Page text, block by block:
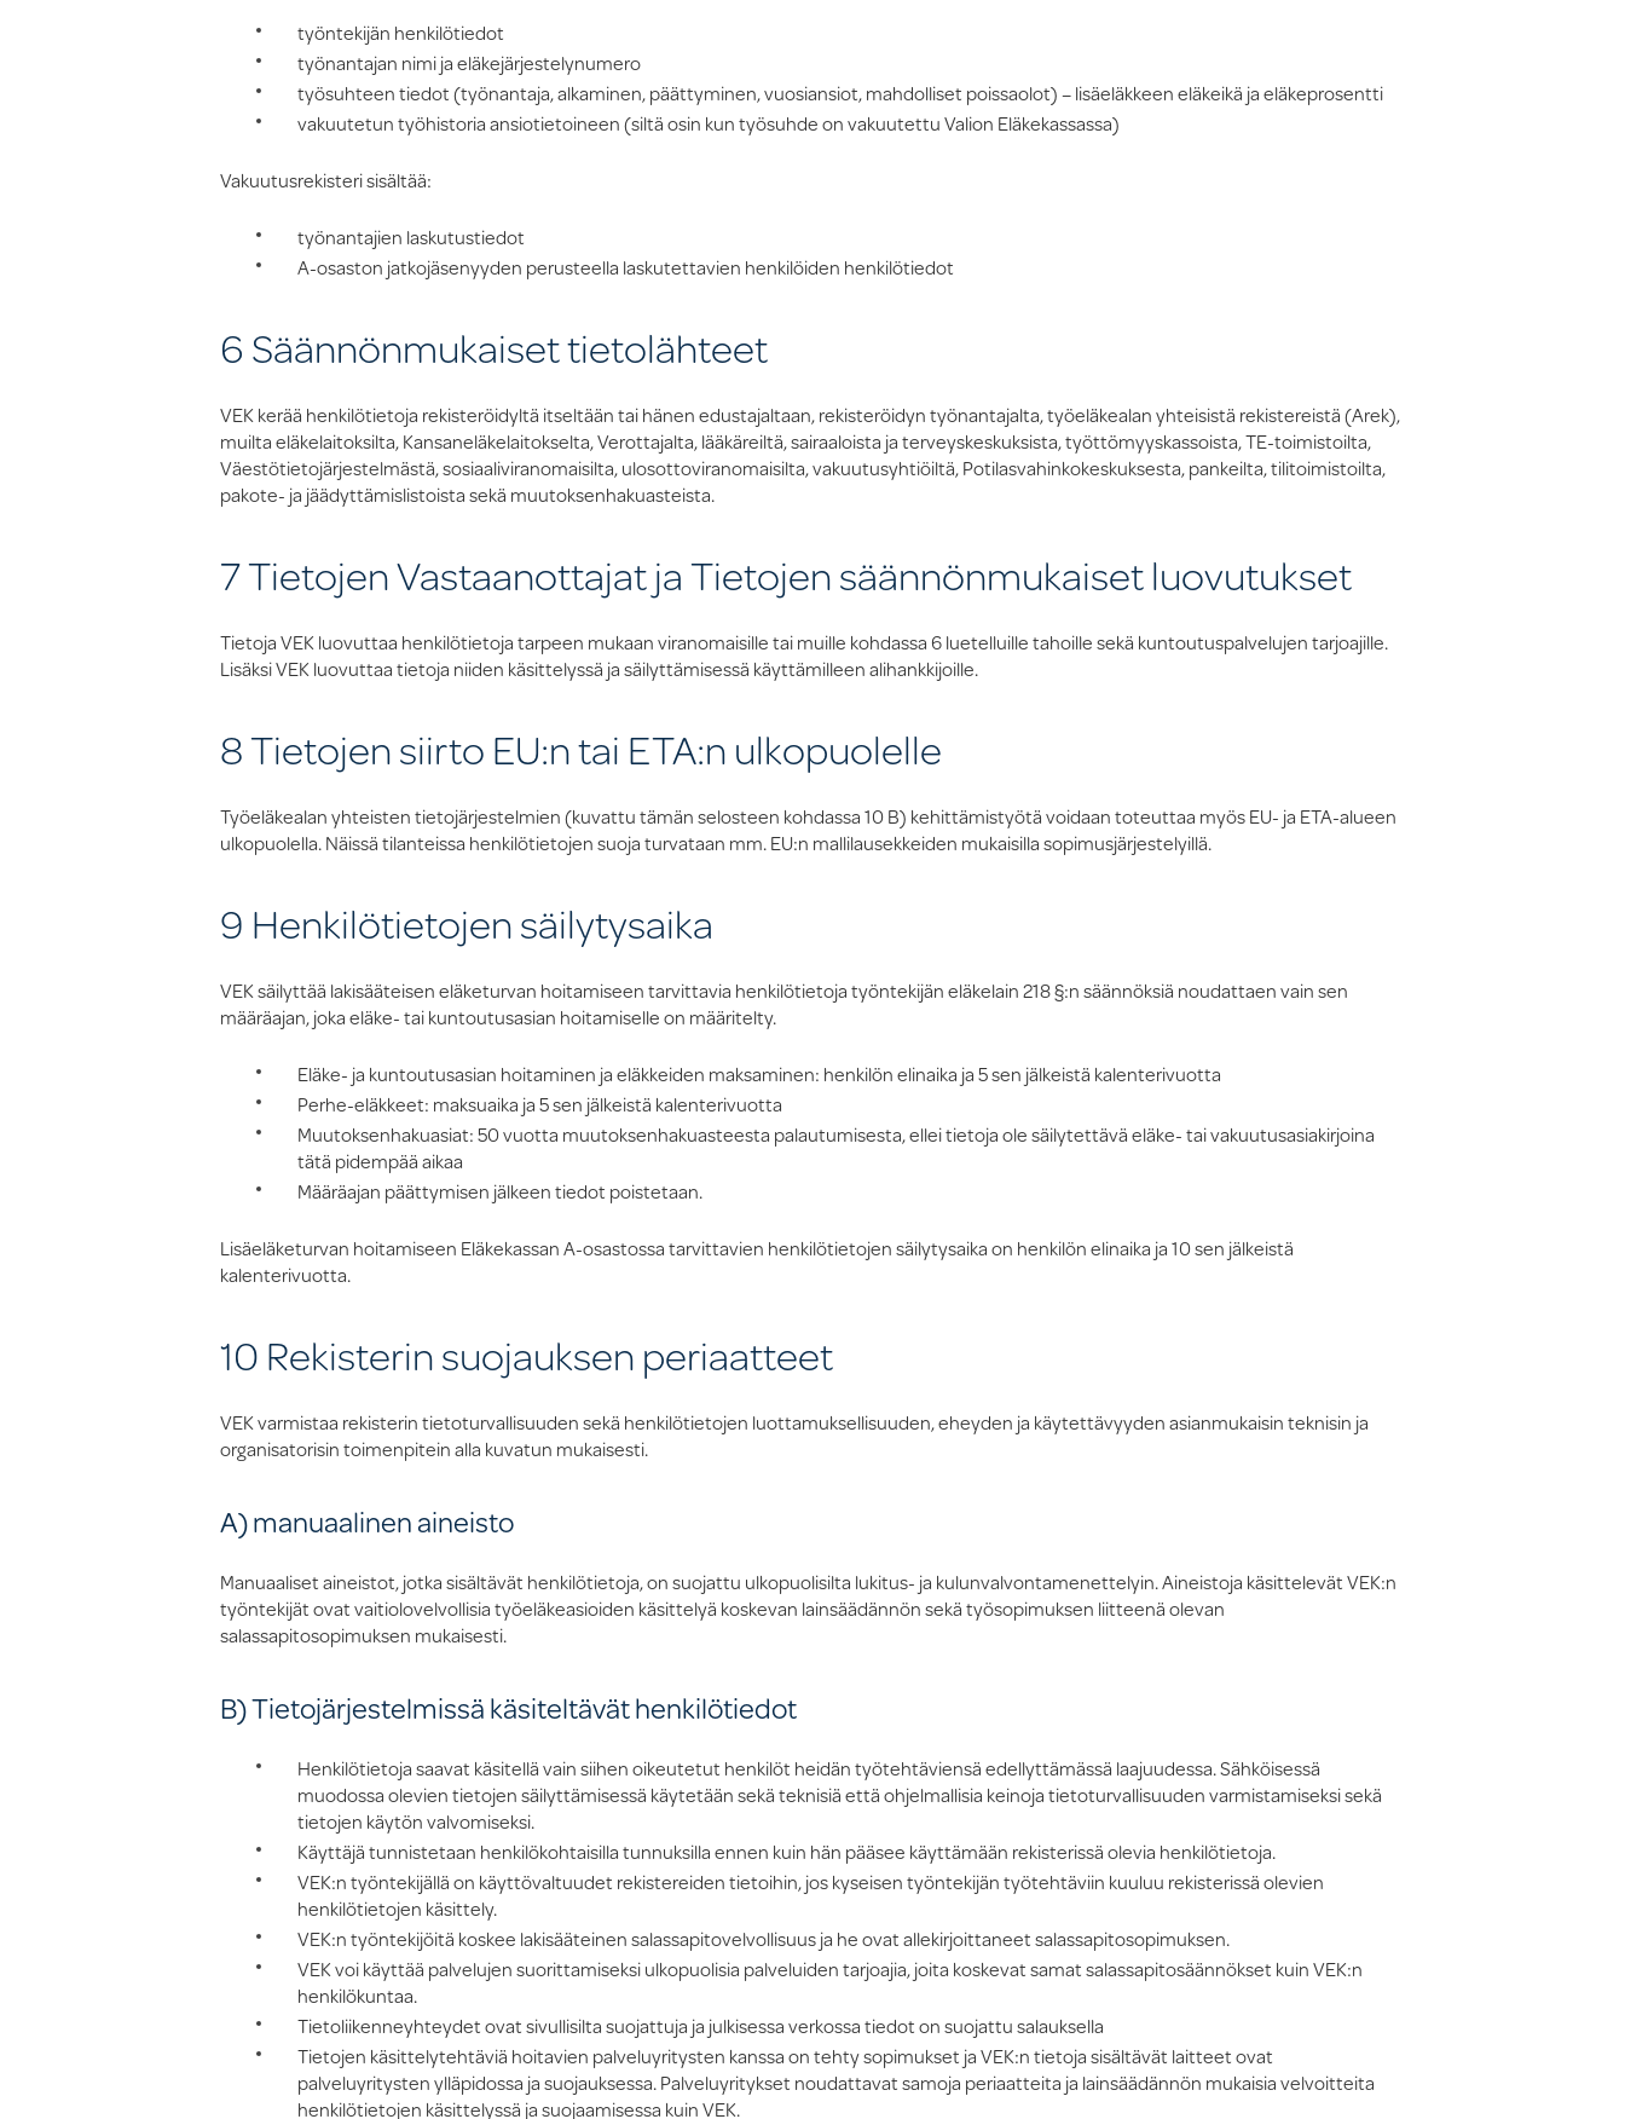
työntekijän henkilötiedot
työnantajan nimi ja eläkejärjestelynumero
työsuhteen tiedot (työnantaja, alkaminen, päättyminen, vuosiansiot, mahdolliset poissaolot) – lisäeläkkeen eläkeikä ja eläkeprosentti
vakuutetun työhistoria ansiotietoineen (siltä osin kun työsuhde on vakuutettu Valion Eläkekassassa)
Vakuutusrekisteri sisältää:
työnantajien laskutustiedot
A-osaston jatkojäsenyyden perusteella laskutettavien henkilöiden henkilötiedot
6 Säännönmukaiset tietolähteet
VEK kerää henkilötietoja rekisteröidyltä itseltään tai hänen edustajaltaan, rekisteröidyn työnantajalta, työeläkealan yhteisistä rekistereistä (Arek),
muilta eläkelaitoksilta, Kansaneläkelaitokselta, Verottajalta, lääkäreiltä, sairaaloista ja terveyskeskuksista, työttömyyskassoista, TE-toimistoilta,
Väestötietojärjestelmästä, sosiaaliviranomaisilta, ulosottoviranomaisilta, vakuutusyhtiöiltä, Potilasvahinkokeskuksesta, pankeilta, tilitoimistoilta,
pakote- ja jäädyttämislistoista sekä muutoksenhakuasteista.
7 Tietojen Vastaanottajat ja Tietojen säännönmukaiset luovutukset
Tietoja VEK luovuttaa henkilötietoja tarpeen mukaan viranomaisille tai muille kohdassa 6 luetelluille tahoille sekä kuntoutuspalvelujen tarjoajille.
Lisäksi VEK luovuttaa tietoja niiden käsittelyssä ja säilyttämisessä käyttämilleen alihankkijoille.
8 Tietojen siirto EU:n tai ETA:n ulkopuolelle
Työeläkealan yhteisten tietojärjestelmien (kuvattu tämän selosteen kohdassa 10 B) kehittämistyötä voidaan toteuttaa myös EU- ja ETA-alueen
ulkopuolella. Näissä tilanteissa henkilötietojen suoja turvataan mm. EU:n mallilausekkeiden mukaisilla sopimusjärjestelyillä.
9 Henkilötietojen säilytysaika
VEK säilyttää lakisääteisen eläketurvan hoitamiseen tarvittavia henkilötietoja työntekijän eläkelain 218 §:n säännöksiä noudattaen vain sen
määräajan, joka eläke- tai kuntoutusasian hoitamiselle on määritelty.
Eläke- ja kuntoutusasian hoitaminen ja eläkkeiden maksaminen: henkilön elinaika ja 5 sen jälkeistä kalenterivuotta
Perhe-eläkkeet: maksuaika ja 5 sen jälkeistä kalenterivuotta
Muutoksenhakuasiat: 50 vuotta muutoksenhakuasteesta palautumisesta, ellei tietoja ole säilytettävä eläke- tai vakuutusasiakirjoina
tätä pidempää aikaa
Määräajan päättymisen jälkeen tiedot poistetaan.
Lisäeläketurvan hoitamiseen Eläkekassan A-osastossa tarvittavien henkilötietojen säilytysaika on henkilön elinaika ja 10 sen jälkeistä
kalenterivuotta.
10 Rekisterin suojauksen periaatteet
VEK varmistaa rekisterin tietoturvallisuuden sekä henkilötietojen luottamuksellisuuden, eheyden ja käytettävyyden asianmukaisin teknisin ja
organisatorisin toimenpitein alla kuvatun mukaisesti.
A) manuaalinen aineisto
Manuaaliset aineistot, jotka sisältävät henkilötietoja, on suojattu ulkopuolisilta lukitus- ja kulunvalvontamenettelyin. Aineistoja käsittelevät VEK:n
työntekijät ovat vaitiolovelvollisia työeläkeasioiden käsittelyä koskevan lainsäädännön sekä työsopimuksen liitteenä olevan
salassapitosopimuksen mukaisesti.
B) Tietojärjestelmissä käsiteltävät henkilötiedot
Henkilötietoja saavat käsitellä vain siihen oikeutetut henkilöt heidän työtehtäviensä edellyttämässä laajuudessa. Sähköisessä
muodossa olevien tietojen säilyttämisessä käytetään sekä teknisiä että ohjelmallisia keinoja tietoturvallisuuden varmistamiseksi sekä
tietojen käytön valvomiseksi.
Käyttäjä tunnistetaan henkilökohtaisilla tunnuksilla ennen kuin hän pääsee käyttämään rekisterissä olevia henkilötietoja.
VEK:n työntekijällä on käyttövaltuudet rekistereiden tietoihin, jos kyseisen työntekijän työtehtäviin kuuluu rekisterissä olevien
henkilötietojen käsittely.
VEK:n työntekijöitä koskee lakisääteinen salassapitovelvollisuus ja he ovat allekirjoittaneet salassapitosopimuksen.
VEK voi käyttää palvelujen suorittamiseksi ulkopuolisia palveluiden tarjoajia, joita koskevat samat salassapitosäännökset kuin VEK:n
henkilökuntaa.
Tietoliikenneyhteydet ovat sivullisilta suojattuja ja julkisessa verkossa tiedot on suojattu salauksella
Tietojen käsittelytehtäviä hoitavien palveluyritysten kanssa on tehty sopimukset ja VEK:n tietoja sisältävät laitteet ovat
palveluyritysten ylläpidossa ja suojauksessa. Palveluyritykset noudattavat samoja periaatteita ja lainsäädännön mukaisia velvoitteita
henkilötietojen käsittelyssä ja suojaamisessa kuin VEK.